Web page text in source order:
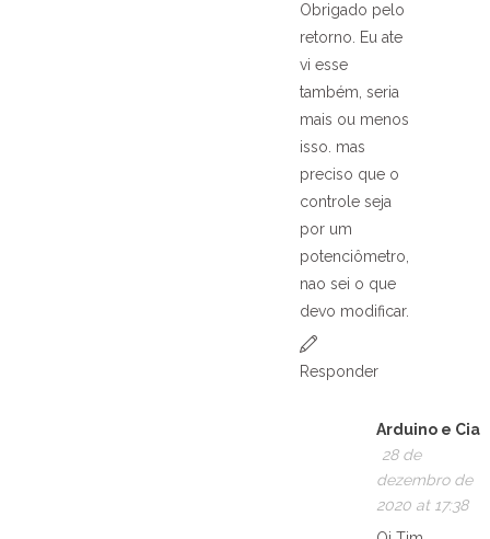
Obrigado pelo
retorno. Eu ate
vi esse
também, seria
mais ou menos
isso. mas
preciso que o
controle seja
por um
potenciômetro,
nao sei o que
devo modificar.
Responder
Arduino e Cia
28 de
dezembro de
2020 at 17:38